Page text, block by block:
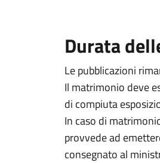
Durata
Le pubblicazioni
Il matrimonio deve
di compiuta
In caso di
provvede ad
consegnato al